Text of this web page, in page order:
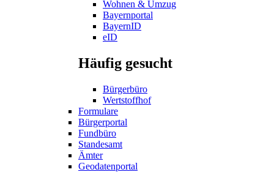
Wohnen & Umzug
Bayernportal
BayernID
eID
Häufig gesucht
Bürgerbüro
Wertstoffhof
Formulare
Bürgerportal
Fundbüro
Standesamt
Ämter
Geodatenportal